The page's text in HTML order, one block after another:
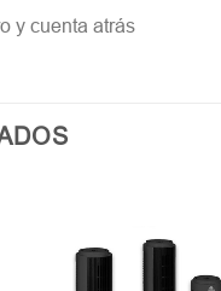
y cuenta atrás